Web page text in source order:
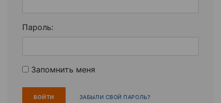
Пароль:
Запомнить меня
ЗАБЫЛИ СВОЙ ПАРОЛЬ?